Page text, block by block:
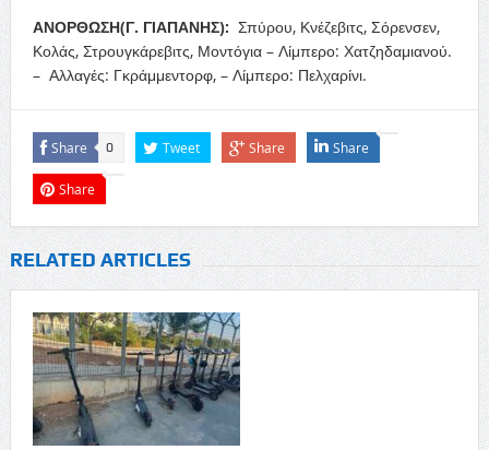
ΑΝΟΡΘΩΣΗ(Γ. ΓΙΑΠΑΝΗΣ): Σπύρου, Κνέζεβιτς, Σόρενσεν,
Κολάς, Στρουγκάρεβιτς, Μοντόγια – Λίμπερο: Χατζηδαμιανού.
– Αλλαγές: Γκράμμεντορφ, – Λίμπερο: Πελχαρίνι.
Share 0 Tweet Share Share
Share
RELATED ARTICLES